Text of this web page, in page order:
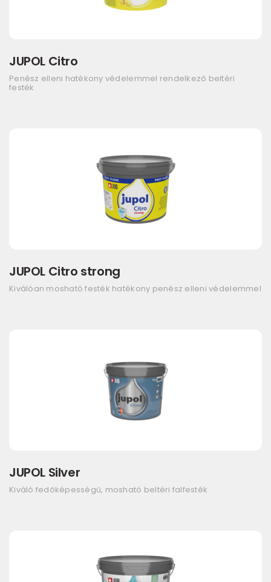
JUPOL Citro
Penész elleni hatékony védelemmel rendelkező beltéri
festék
JUPOL Citro strong
Kiválóan mosható festék hatékony penész elleni védelemmel
JUPOL Silver
Kiváló fedőképességű, mosható beltéri falfesték